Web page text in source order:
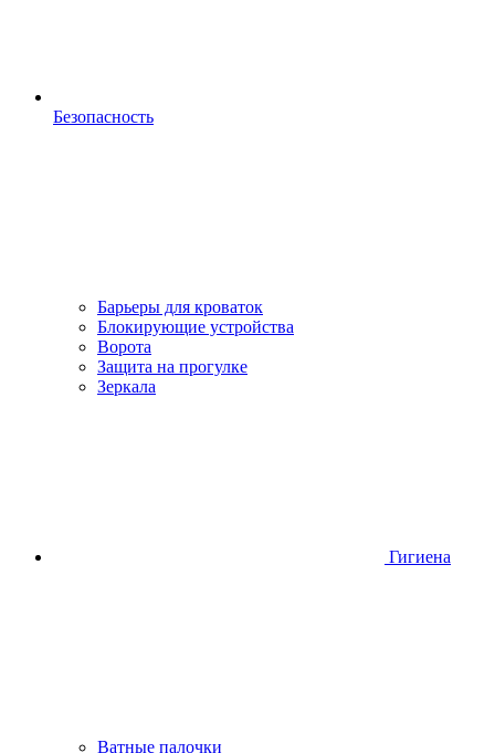
Безопасность
Барьеры для кроваток
Блокирующие устройства
Ворота
Защита на прогулке
Зеркала
Гигиена
Ватные палочки